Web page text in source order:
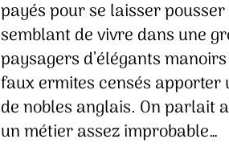
payés pour se laisser
semblant de vivre dans une
paysagers d’élégants
faux ermites censés apporter
de nobles anglais. On parlait
un métier assez improbable…